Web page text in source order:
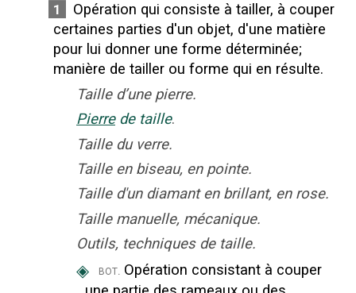
1
Opération qui consiste à tailler, à couper
certaines parties d'un objet, d'une matière
pour lui donner une forme déterminée;
manière de tailler ou forme qui en résulte.
Taille d’une pierre.
Pierre de taille.
Taille du verre.
Taille en biseau, en pointe.
Taille d'un diamant en brillant, en rose.
Taille manuelle, mécanique.
Outils, techniques de taille.
◈ bot. Opération consistant à couper